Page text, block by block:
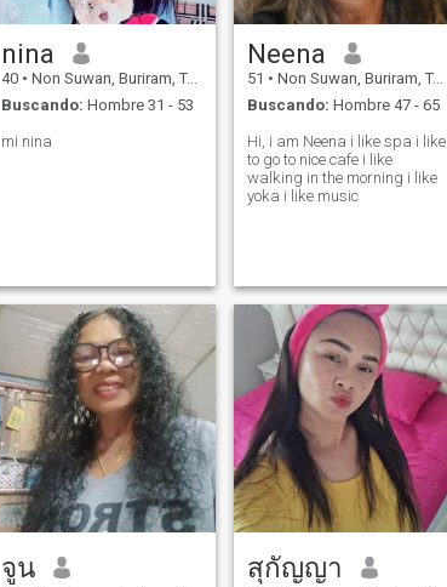
nina
40 • Non Suwan, Buriram, Tailandia
Buscando: Hombre 31 - 53
mi nina
Neena
51 • Non Suwan, Buriram, Tailandia
Buscando: Hombre 47 - 65
Hi, i am Neena i like spa i like
to go to nice cafe i like
walking in the morning i like
yoka i like music
จูน สุกัญญา